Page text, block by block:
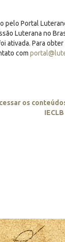
pelo Portal
Luterana no
ativada. Para
com
os
IECLB